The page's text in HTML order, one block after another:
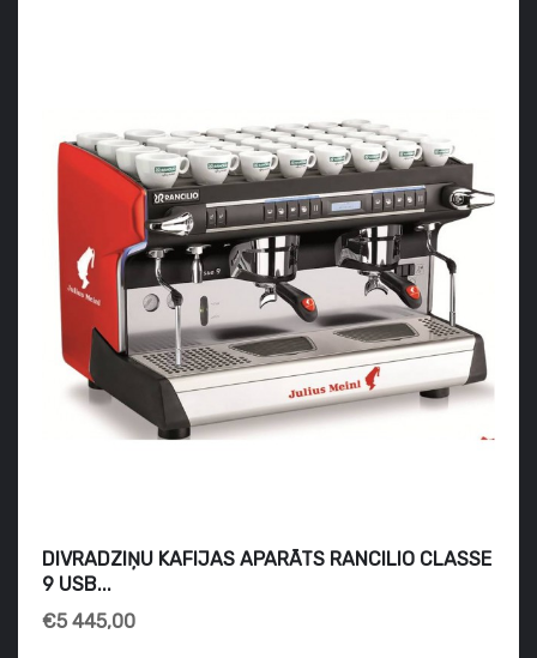
DIVRADZIŅU KAFIJAS APARĀTS RANCILIO CLASSE
9 USB...
€5 445,00